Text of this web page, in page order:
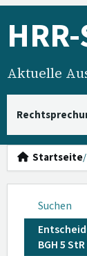
HRR
Aktuelle
Startseite
Suchen
BGH 5